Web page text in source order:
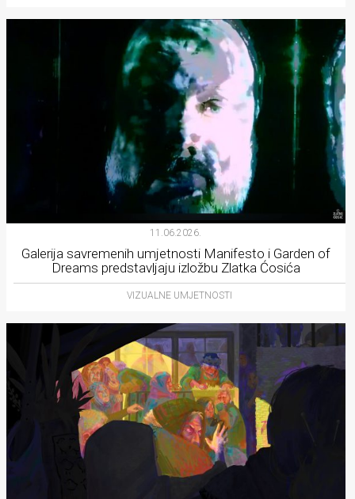
11.06.2026.
Galerija savremenih umjetnosti Manifesto i Garden of
Dreams predstavljaju izložbu Zlatka Ćosića
VIZUALNE UMJETNOSTI